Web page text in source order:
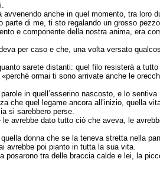
anche in quel momento, tra loro
di me, ti sto regalando un grosso pezzo
e componente della nostra anima, era
per caso e che, una volta versato
sarete distanti: quel filo resisterà a
ormai ti sono arrivate anche le
in quell’esserino nascosto, e lo
quel legame ancora all’inizio, quella
si sarebbero perse.
avrebbe dato tutto ciò che aveva, le
donna che se la teneva stretta nella
avrebbe poi pianto in tutta la sua vita.
tra delle braccia calde e lei, la